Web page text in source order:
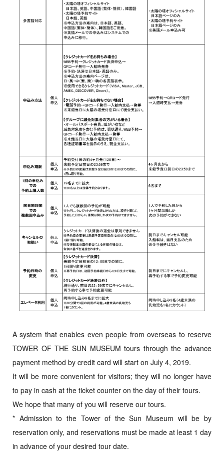
A system that enables even people from overseas to reserve
TOWER OF THE SUN MUSEUM tours through the advance
payment method by credit card will start on July 4, 2019.
It will be more convenient for visitors; they will no longer have
to pay in cash at the ticket counter on the day of their tours.
We hope that many of you will reserve our tours.
* Admission to the Tower of the Sun Museum will be by
reservation only, and reservations must be made at least 1 day
in advance of your desired tour date.